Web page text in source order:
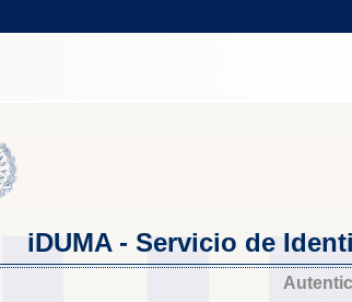
iDUMA - Servicio de